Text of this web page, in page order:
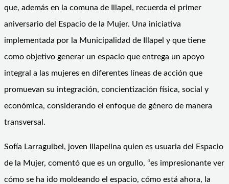
que, además en la comuna de Illapel, recuerda el primer
aniversario del Espacio de la Mujer. Una iniciativa
implementada por la Municipalidad de Illapel y que tiene
como objetivo generar un espacio que entrega un apoyo
integral a las mujeres en diferentes líneas de acción que
promuevan su integración, concientización física, social y
económica, considerando el enfoque de género de manera
transversal.
Sofía Larraguibel, joven Illapelina quien es usuaria del Espacio
de la Mujer, comentó que es un orgullo, “es impresionante ver
cómo se ha ido moldeando el espacio, cómo está ahora, la